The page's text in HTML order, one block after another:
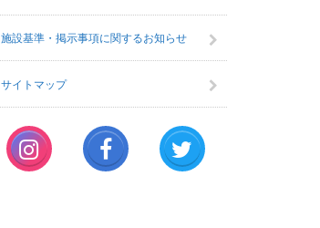
施設基準・掲示事項に関するお知らせ
サイトマップ